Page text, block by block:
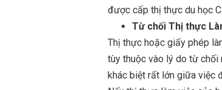
được cấp thị thực du học
Từ chối Thị thực
Thị thực hoặc giấy phép
tùy thuộc vào lý do từ chối
khác biệt rất lớn giữa việc